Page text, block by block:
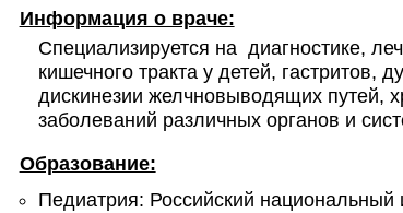
Информация о враче:
Специализируется на  диагностике,
кишечного тракта у детей, гастритов,
дискинезии желчновыводящих путей,
заболеваний различных органов и
Образование:
Педиатрия: Российский